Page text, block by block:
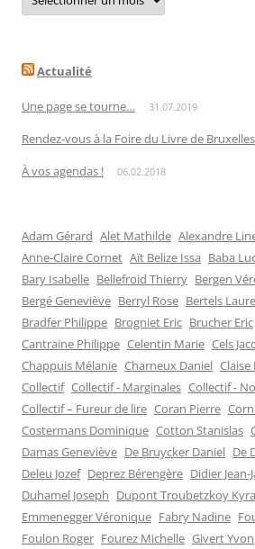
date
Actualité
Une page se tourne… 31.07.2019
Rendez-vous à la Foire du Livre de Bruxelles
À vos agendas ! 06.02.2018
Adam Gérard Alet Mathilde Alexandre
Anne-Claire Cornet Aït Belize Issa Baba
Bary Isabelle Bellefroid Thierry Bergen
Bergé Geneviève Berryl Rose Bertels
Bradfer Philippe Brogniet Eric Brucher Eric
Cantraine Philippe Celentin Marie Cels
Chappuis Mélanie Charneux Daniel
Collectif Collectif - Marginales Collectif -
Collectif – Fureur de lire Coran Pierre
Costermans Dominique Cotton Stanislas
Damas Geneviève De Bruycker Daniel De
Deleu Jozef Deprez Bérengère Didier Jean-
Duhamel Joseph Dupont Troubetzkoy Kyra
Emmenegger Véronique Fabry Nadine
Foulon Roger Fourez Michelle Givert Yvon